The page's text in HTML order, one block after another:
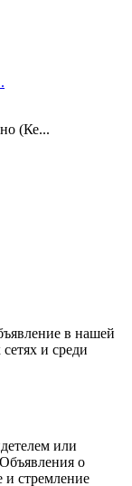
(Ке...
в нашей
и среди
или
о
стремление